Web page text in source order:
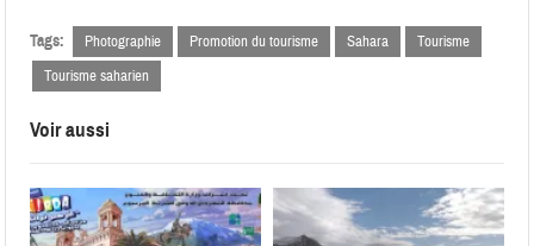
Tags: Photographie Promotion du tourisme Sahara
Tourisme
Tourisme saharien
Voir aussi